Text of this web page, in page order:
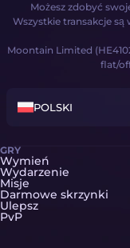
Możesz zdobyć
Wszystkie transakcje
Moontain Limited
flat/
POLSKI
GRY
Wymień
Wydarzenie
Misje
Darmowe skrzynki
Ulepsz
PvP